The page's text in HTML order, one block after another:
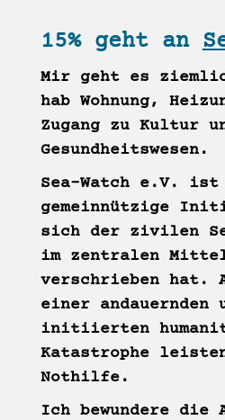
15% geht an
Mir geht es
hab Wohnung,
Zugang zu Kultur
Gesundheitswesen.
Sea-Watch e.V. ist
gemeinnützige
sich der zivilen
im zentralen
verschrieben hat.
einer
initiierten
Katastrophe
Nothilfe.
Ich bewundere die